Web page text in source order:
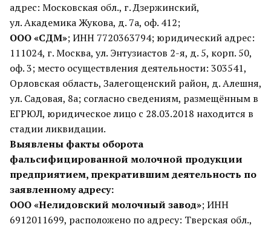
адрес: Московская обл., г. Дзержинский,
ул. Академика Жукова, д. 7а, оф. 412;
ООО «СДМ»; ИНН 7720363794; юридический адрес:
111024, г. Москва, ул. Энтузиастов 2-я, д. 5, корп. 50,
оф. 3; место осуществления деятельности: 303541,
Орловская область, Залегощенский район, д. Алешня,
ул. Садовая, 8а; согласно сведениям, размещённым в
ЕГРЮЛ, юридическое лицо с 28.03.2018 находится в
стадии ликвидации.
Выявлены факты оборота
фальсифицированной молочной продукции
предприятием, прекратившим деятельность по
заявленному адресу:
ООО «Нелидовский молочный завод»; ИНН
6912011699, расположено по адресу: Тверская обл.,